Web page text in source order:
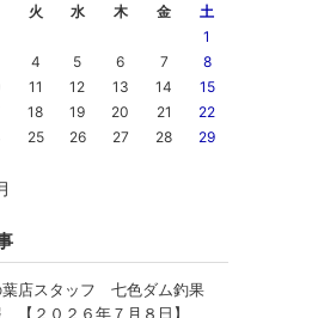
火 水 木 金 土
1
4 5 6 7
8
11 12 13 14
15
18 19 20 21
22
25 26 27 28
29
葉店スタッフ 七色ダム釣果
【２０２６年７月８日】